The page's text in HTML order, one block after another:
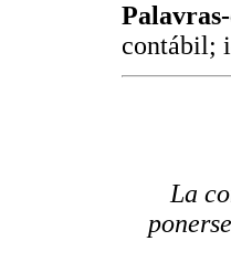
contábil;
La